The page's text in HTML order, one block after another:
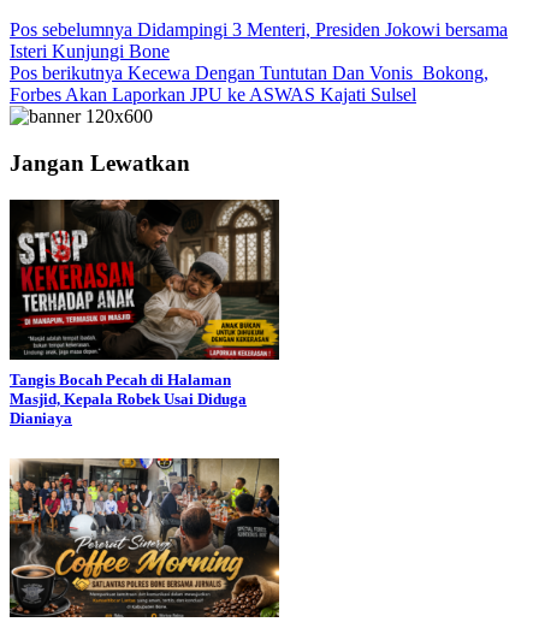
Navigasi
pos
Pos sebelumnya Didampingi 3 Menteri, Presiden Jokowi bersama
Isteri Kunjungi Bone
Pos berikutnya Kecewa Dengan Tuntutan Dan Vonis Bokong,
Forbes Akan Laporkan JPU ke ASWAS Kajati Sulsel
Jangan Lewatkan
Tangis Bocah Pecah di Halaman
Masjid, Kepala Robek Usai Diduga
Dianiaya